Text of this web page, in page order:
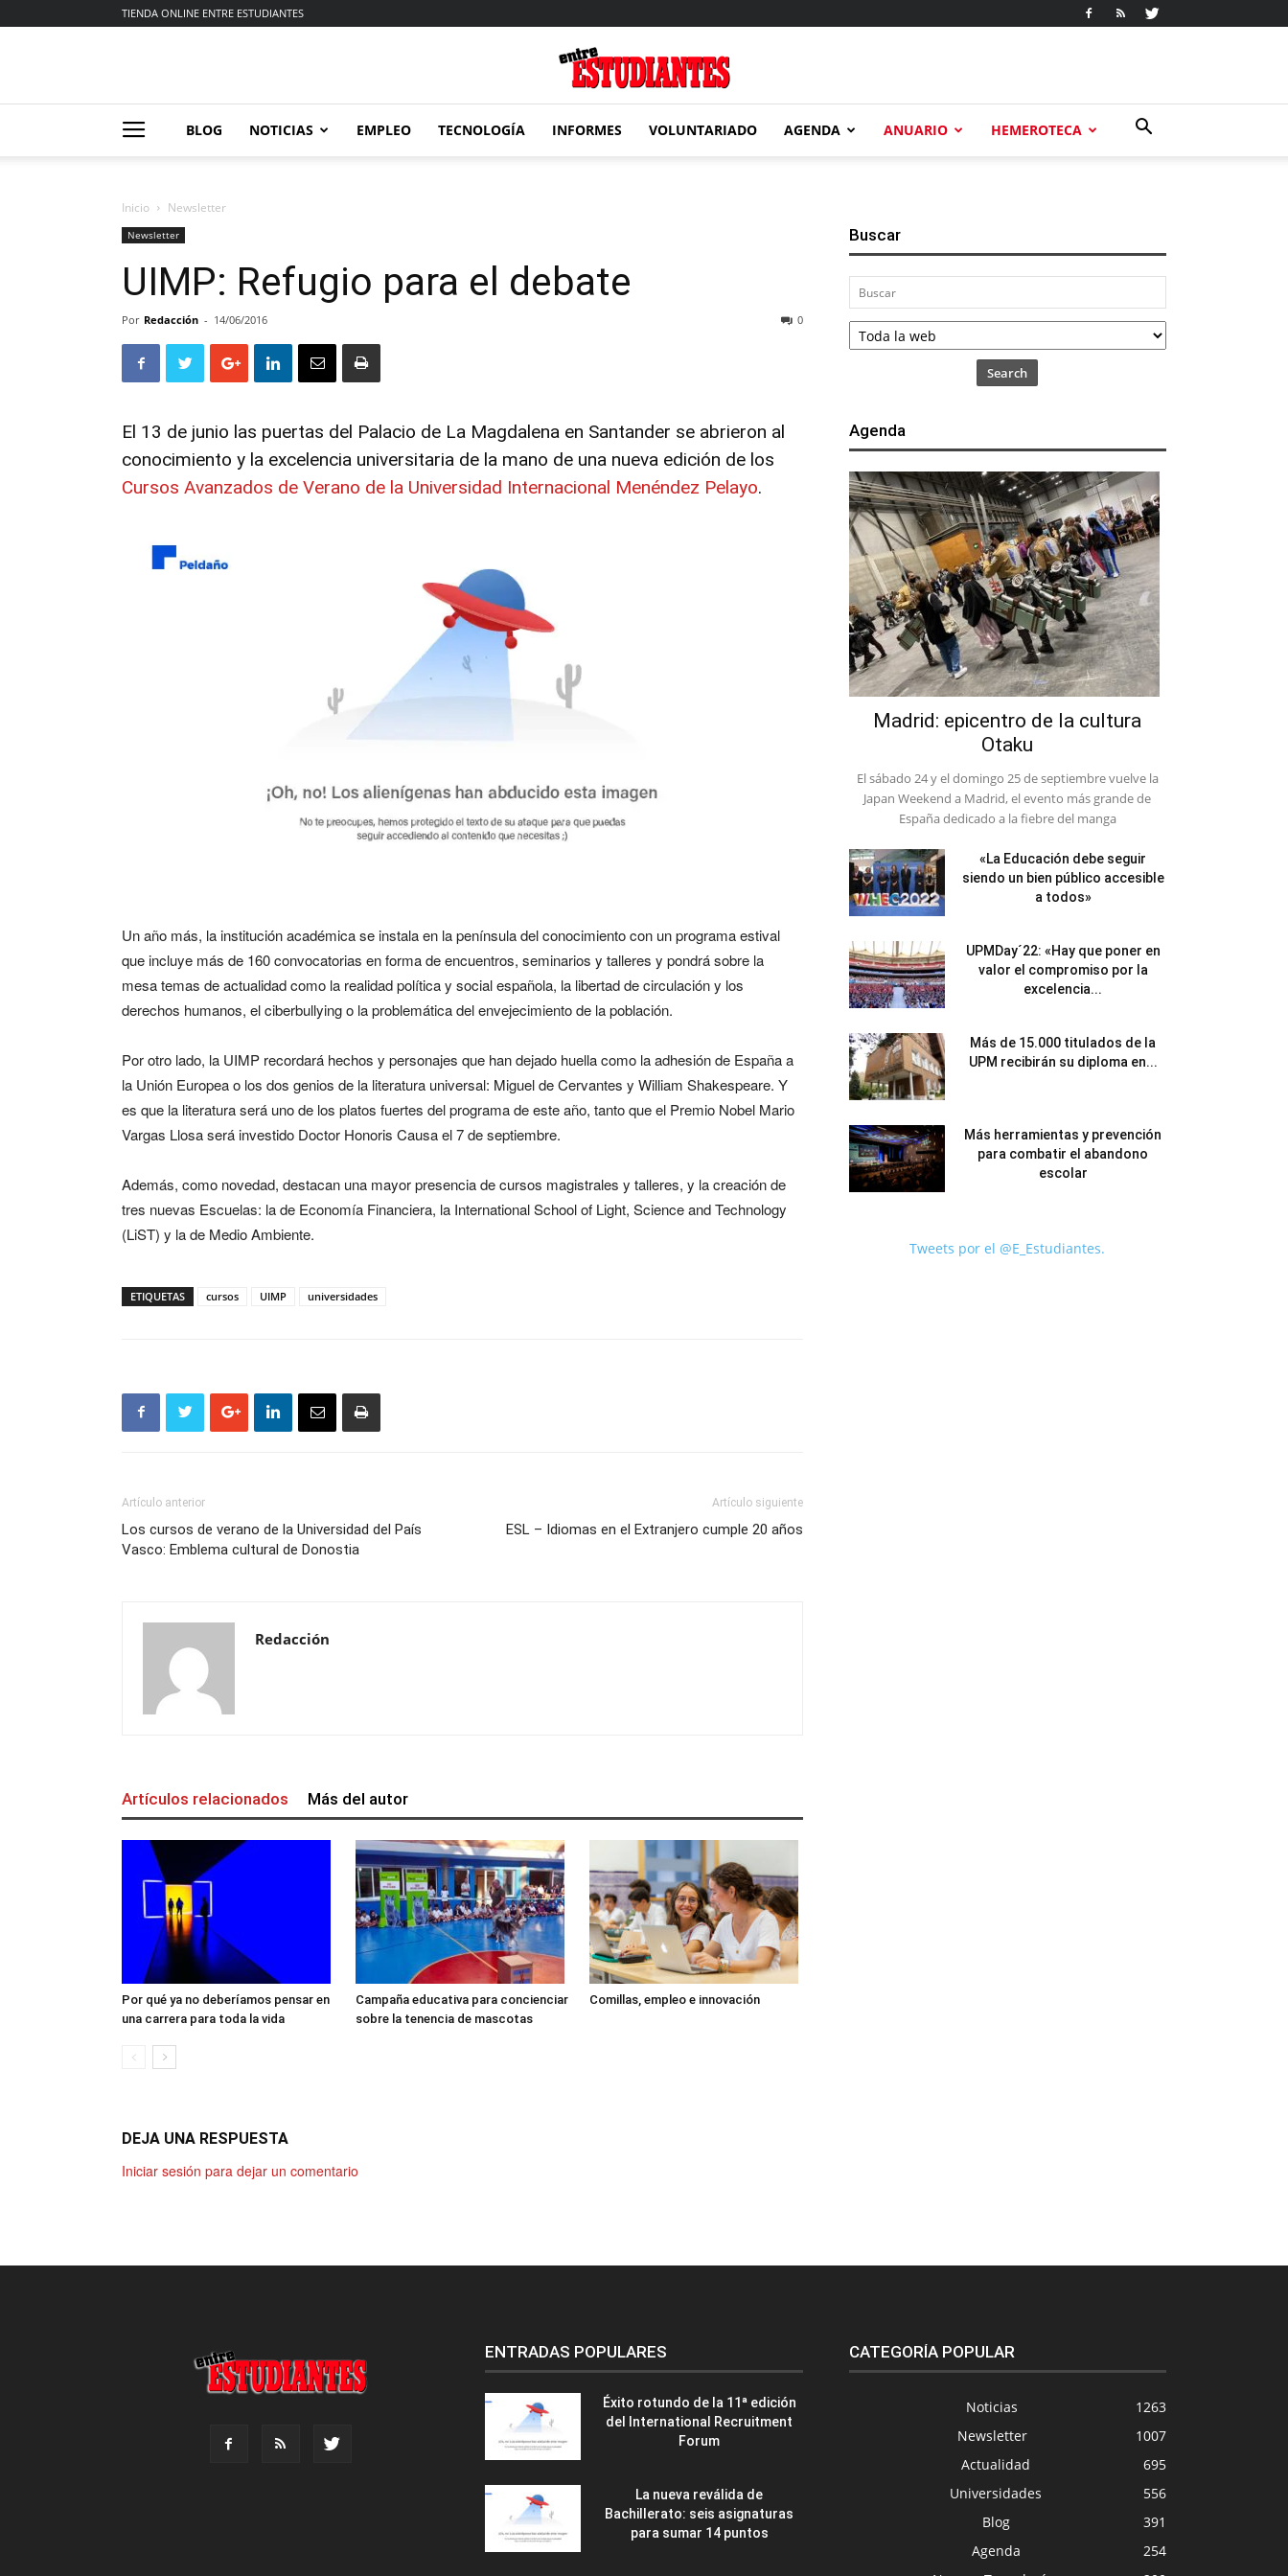
TIENDA ONLINE ENTRE ESTUDIANTES
BLOG NOTICIAS EMPLEO TECNOLOGÍA INFORMES VOLUNTARIADO AGENDA ANUARIO HEMEROTECA
Inicio Newsletter
Newsletter
UIMP: Refugio para el debate
Por Redacción - 14/06/2016 0
El 13 de junio las puertas del Palacio de La Magdalena en Santander se abrieron al
conocimiento y la excelencia universitaria de la mano de una nueva edición de los
Cursos Avanzados de Verano de la Universidad Internacional Menéndez Pelayo.
Un año más, la institución académica se instala en la península del conocimiento con un programa estival
que incluye más de 160 convocatorias en forma de encuentros, seminarios y talleres y pondrá sobre la
mesa temas de actualidad como la realidad política y social española, la libertad de circulación y los
derechos humanos, el ciberbullying o la problemática del envejecimiento de la población.
Por otro lado, la UIMP recordará hechos y personajes que han dejado huella como la adhesión de España a
la Unión Europea o los dos genios de la literatura universal: Miguel de Cervantes y William Shakespeare. Y
es que la literatura será uno de los platos fuertes del programa de este año, tanto que el Premio Nobel Mario
Vargas Llosa será investido Doctor Honoris Causa el 7 de septiembre.
Además, como novedad, destacan una mayor presencia de cursos magistrales y talleres, y la creación de
tres nuevas Escuelas: la de Economía Financiera, la International School of Light, Science and Technology
(LiST) y la de Medio Ambiente.
ETIQUETAS cursos UIMP universidades
Artículo anterior
Los cursos de verano de la Universidad del País
Vasco: Emblema cultural de Donostia
Artículo siguiente
ESL – Idiomas en el Extranjero cumple 20 años
Redacción
Artículos relacionados Más del autor
Por qué ya no deberíamos pensar en
una carrera para toda la vida
Campaña educativa para concienciar
sobre la tenencia de mascotas
Comillas, empleo e innovación
DEJA UNA RESPUESTA
Iniciar sesión para dejar un comentario
Buscar
Search
Agenda
Madrid: epicentro de la cultura
Otaku
El sábado 24 y el domingo 25 de septiembre vuelve la
Japan Weekend a Madrid, el evento más grande de
España dedicado a la fiebre del manga
«La Educación debe seguir
siendo un bien público accesible
a todos»
UPMDay´22: «Hay que poner en
valor el compromiso por la
excelencia...
Más de 15.000 titulados de la
UPM recibirán su diploma en...
Más herramientas y prevención
para combatir el abandono
escolar
Tweets por el @E_Estudiantes.
ENTRADAS POPULARES
Éxito rotundo de la 11ª edición
del International Recruitment
Forum
La nueva reválida de
Bachillerato: seis asignaturas
para sumar 14 puntos
CATEGORÍA POPULAR
Noticias
1263
Newsletter
1007
Actualidad
695
Universidades
556
Blog
391
Agenda
254